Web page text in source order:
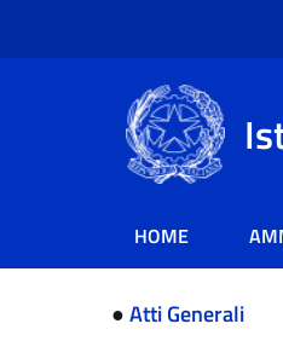
HOME
●Atti Generali